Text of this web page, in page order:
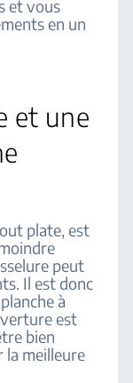
et vous
en un
et une
plate, est
peut
Il est donc
à
est
bien
meilleure